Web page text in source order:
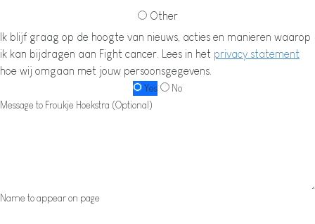
Other
Ik blijf graag op de hoogte van nieuws, acties en manieren waarop
ik kan bijdragen aan Fight cancer. Lees in het privacy statement
hoe wij omgaan met jouw persoonsgegevens.
Yes
No
Message to Froukje Hoekstra (Optional)
Name to appear on page